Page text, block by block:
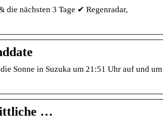
nächsten 3 Tage ✔ Regenradar,
Sonne in Suzuka um 21:51 Uhr auf und
…